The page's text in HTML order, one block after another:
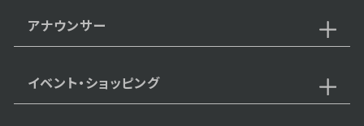
アナウンサー
イベント・ショッピング